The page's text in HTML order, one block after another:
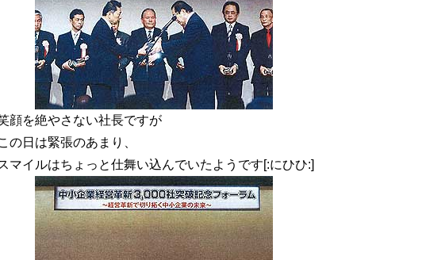
顔を絶やさない社長ですが
の日は緊張のあまり、
マイルはちょっと仕舞い込んでいたようです[:にひひ:]